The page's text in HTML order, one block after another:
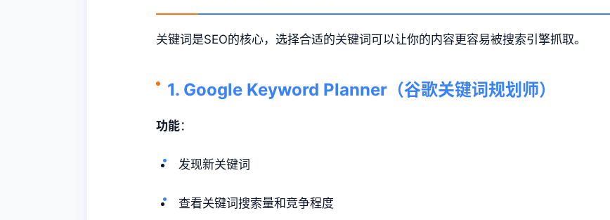
关键词是SEO的核心，选择合适的关键词可以让你的内容更容易被搜索引擎抓取。
1. Google Keyword Planner（谷歌关键词规划师）
功能：
发现新关键词
查看关键词搜索量和竞争程度